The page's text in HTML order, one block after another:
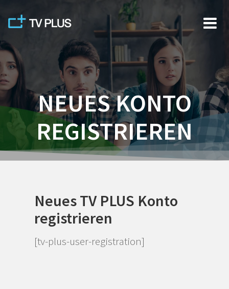
Skip
content
NEUES KONTO
REGISTRIEREN
Neues TV PLUS Konto
registrieren
[tv-plus-user-registration]